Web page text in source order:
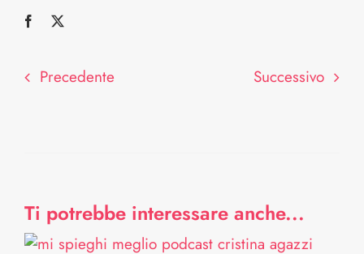
Precedente Successivo
Ti potrebbe interessare anche...